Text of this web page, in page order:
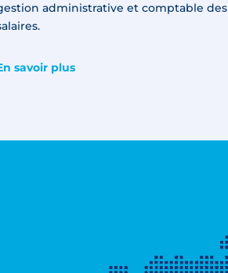
administrative et comptable des
savoir plus